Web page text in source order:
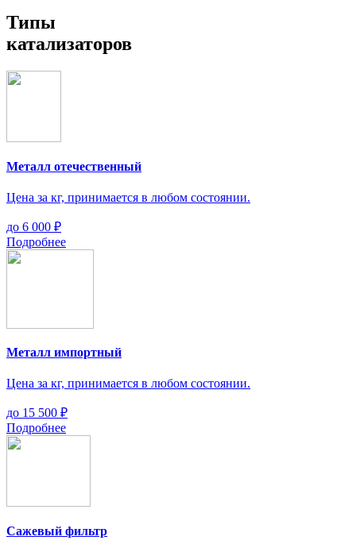
Типы
катализаторов
Металл отечественный
Цена за кг, принимается в любом состоянии.
до 6 000 ₽
Подробнее
Металл импортный
Цена за кг, принимается в любом состоянии.
до 15 500 ₽
Подробнее
Сажевый фильтр